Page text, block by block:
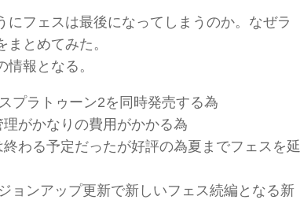
にフェスは最後になってしまうのか。なぜラ
とめてみた。
報となる。
プラトゥーン2を同時発売する為
がかなりの費用がかかる為
わる予定だったが好評の為夏までフェスを延
ョンアップ更新で新しいフェス続編となる新